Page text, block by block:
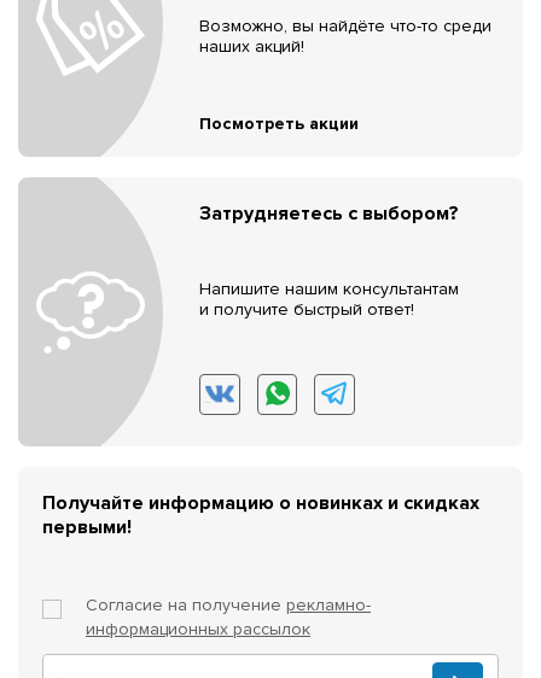
Возможно, вы найдёте что-то среди
наших акций!
Посмотреть акции
Затрудняетесь с выбором?
Напишите нашим консультантам
и получите быстрый ответ!
Получайте информацию о новинках и скидках
первыми!
Согласие на получение рекламно-
информационных рассылок